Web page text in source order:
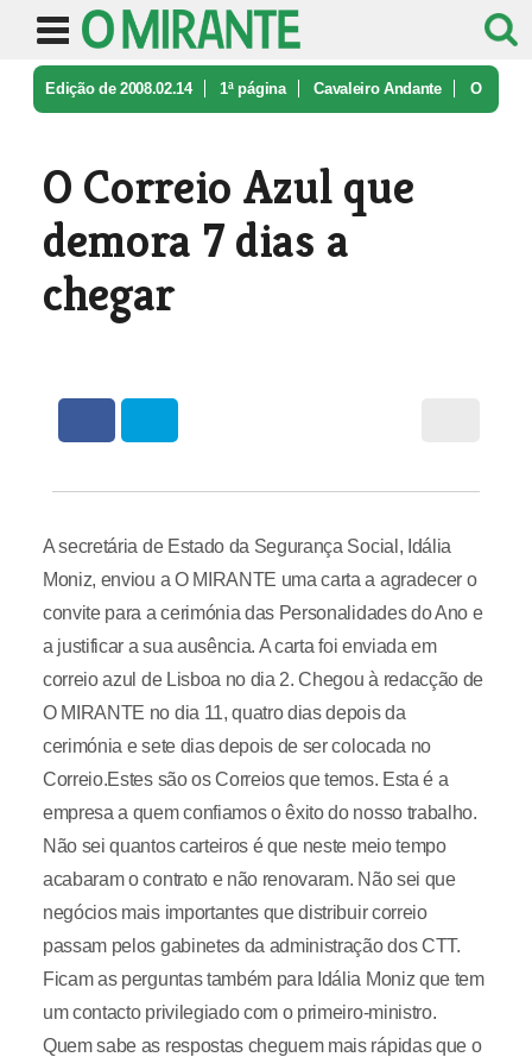
Edição de 2008.02.14 1ª página Cavaleiro Andante O
O Correio Azul que
demora 7 dias a
chegar
A secretária de Estado da Segurança Social, Idália
Moniz, enviou a O MIRANTE uma carta a agradecer o
convite para a cerimónia das Personalidades do Ano e
a justificar a sua ausência. A carta foi enviada em
correio azul de Lisboa no dia 2. Chegou à redacção de
O MIRANTE no dia 11, quatro dias depois da
cerimónia e sete dias depois de ser colocada no
Correio.Estes são os Correios que temos. Esta é a
empresa a quem confiamos o êxito do nosso trabalho.
Não sei quantos carteiros é que neste meio tempo
acabaram o contrato e não renovaram. Não sei que
negócios mais importantes que distribuir correio
passam pelos gabinetes da administração dos CTT.
Ficam as perguntas também para Idália Moniz que tem
um contacto privilegiado com o primeiro-ministro.
Quem sabe as respostas cheguem mais rápidas que o